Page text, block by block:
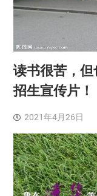
读书很苦，
招生宣传片！
2021年4月26日